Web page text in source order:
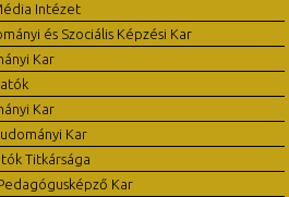
Intézet
és Szociális Képzési Kar
Kar
Kar
Kar
Titkársága
Kar